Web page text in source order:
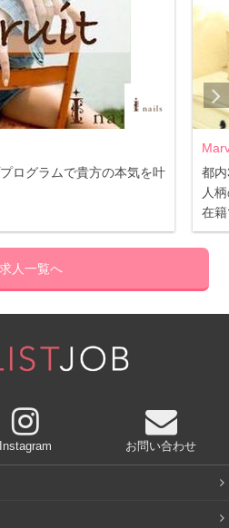
an みゆき通店
点)：82件
ログラムで貴方の本気を叶
都
人
在
求人一覧へ
Instagram お問い合わせ